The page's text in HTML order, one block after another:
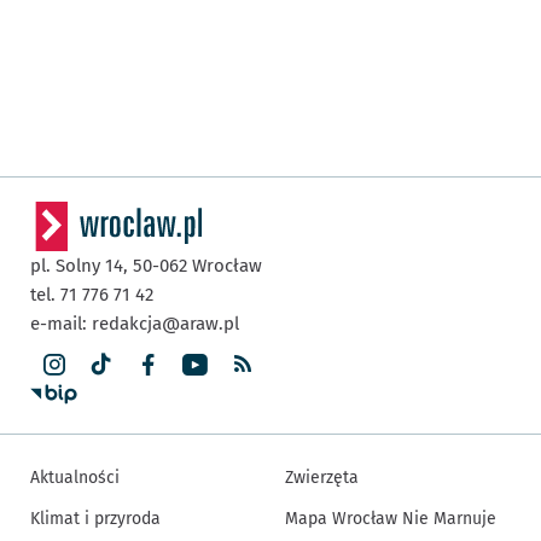
pl. Solny 14, 50-062 Wrocław
tel. 71 776 71 42
e-mail: redakcja@araw.pl
Aktualności
Klimat i przyroda
Zwierzęta
Mapa Wrocław Nie Marnuje